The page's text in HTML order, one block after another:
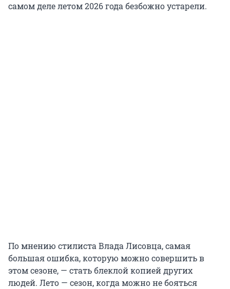
самом деле летом 2026 года безбожно устарели.
По мнению стилиста Влада Лисовца, самая
большая ошибка, которую можно совершить в
этом сезоне, — стать блеклой копией других
людей. Лето — сезон, когда можно не бояться